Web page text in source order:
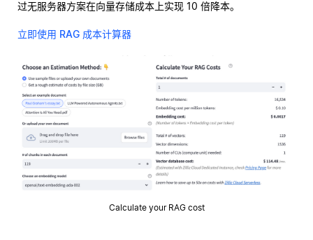
过无服务器方案在向量存储成本上实现 10 倍降本。
立即使用 RAG 成本计算器
Calculate your RAG cost